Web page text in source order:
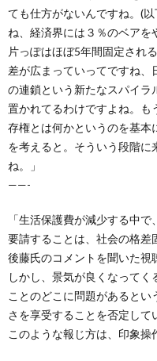
ても仕方がないんですね。(
ね、経済界には３％のベアを
片っぽはほぼ5年間固定され
差が広まっていってですね
の連鎖という新たなスパイラ
置かれてるわけですよね。も
存権とは何かというのを基本
を考えると。そういう段階に
ね。」
——-
「生活保護費が減少する中
要請することは、社会の格差
後藤氏のコメントを聞いた視
しかし、景気が良くなって
ことのどこに問題があると
さを享受することを否定して
このような報じ方は、印象操